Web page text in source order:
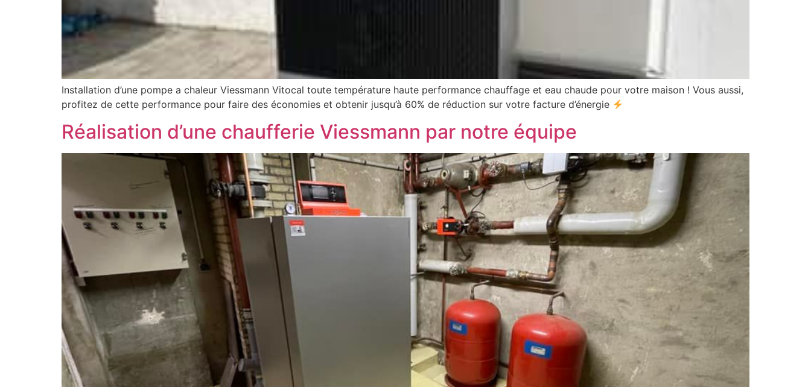
Installation d’une pompe a chaleur Viessmann Vitocal toute température haute performance chauffage et eau chaude pour votre maison ! Vous aussi,
profitez de cette performance pour faire des économies et obtenir jusqu’à 60% de réduction sur votre facture d’énergie
Réalisation d’une chaufferie Viessmann par notre équipe